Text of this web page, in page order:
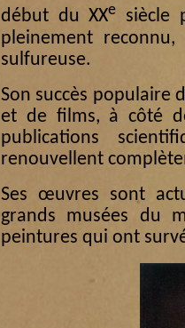
début du XXe siècle
pleinement
sulfureuse.
Son succès populaire
et de films, à côté
publications
renouvellent
Ses œuvres sont
grands musées du
peintures qui ont